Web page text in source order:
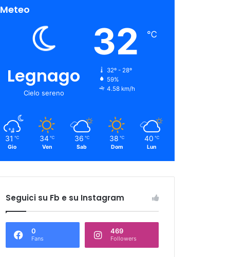
Meteo
Legnago
Cielo sereno
32 ℃
32º - 28º
59%
4.58 km/h
31 ℃
Gio
34 ℃
Ven
36 ℃
Sab
38 ℃
Dom
40 ℃
Lun
Seguici su Fb e su Instagram
0
Fans
469
Followers